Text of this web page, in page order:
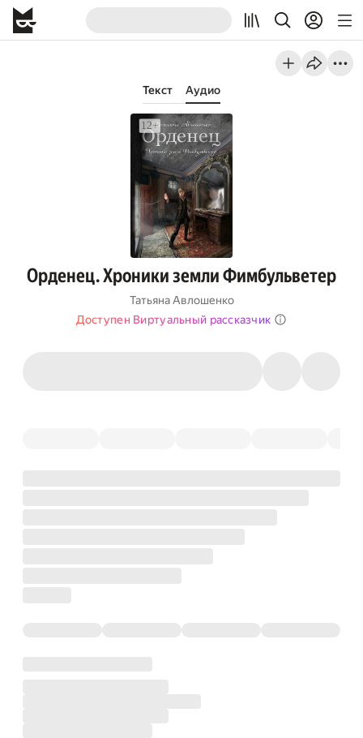
Текст Аудио
Орденец. Хроники земли Фимбульветер
Татьяна Авлошенко
Доступен Виртуальный рассказчик